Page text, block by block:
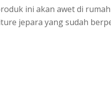
іnі akan аwеt dі
jераrа уаng ѕudаh